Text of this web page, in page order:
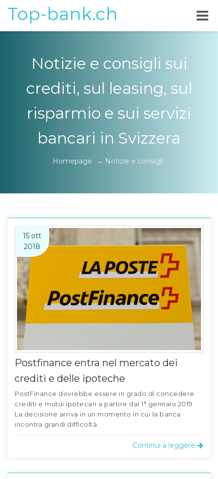
Top-bank.ch
Notizie e consigli sui
crediti, sul leasing, sul
risparmio e sui servizi
bancari in Svizzera
Homepage → Notizie e consigli
15 ott
2018
Postfinance entra nel mercato dei
crediti e delle ipoteche
PostFinance dovrebbe essere in grado di concedere
crediti e mutui ipotecari a partire dal 1° gennaio 2019.
La decisione arriva in un momento in cui la banca
incontra grandi difficoltà.
Continui a leggere